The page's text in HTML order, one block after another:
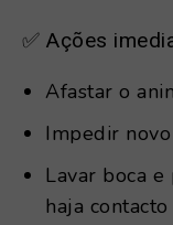
✅ Ações
Afastar o
Impedir
Lavar boca e
haja